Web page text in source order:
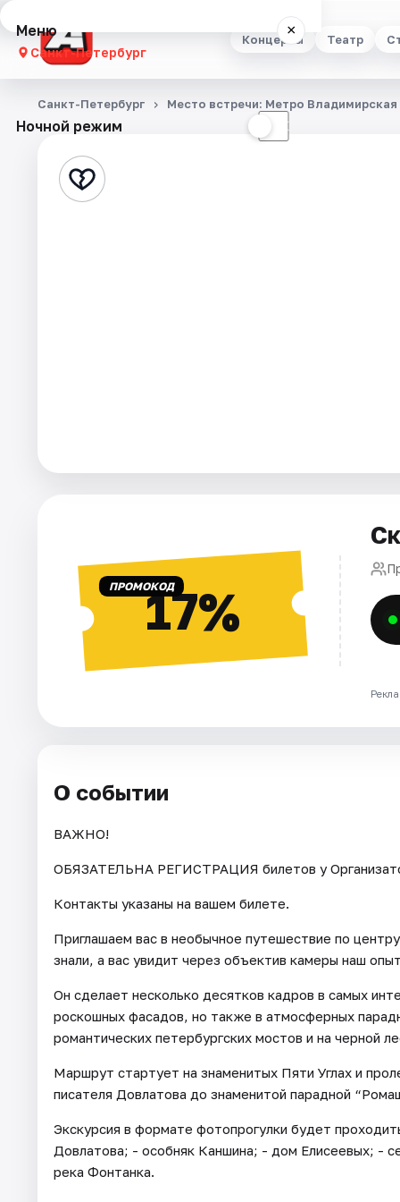
Концерты Театр
Меню ×
Санкт-Петербург
Концерты
Стендап
Рейтинги
Ночной режим ☾
Санкт-Петербург Место встречи: Метро Владимирская
ПРОМОКОД17%
О событии
ВАЖНО!
ОБЯЗАТЕЛЬНА РЕГИСТРАЦИЯ билетов у
Контакты указаны на вашем билете.
Приглашаем вас в необычное путешествие по
знали, а вас увидит через объектив камеры наш
Он сделает несколько десятков кадров в самых
роскошных фасадов, но также в атмосферных
романтических петербургских мостов и на черной
Маршрут стартует на знаменитых Пяти Углах и
писателя Довлатова до знаменитой парадной
Экскурсия в формате фотопрогулки будет
Довлатова; - особняк Каншина; - дом Елисеевых; -
река Фонтанка.